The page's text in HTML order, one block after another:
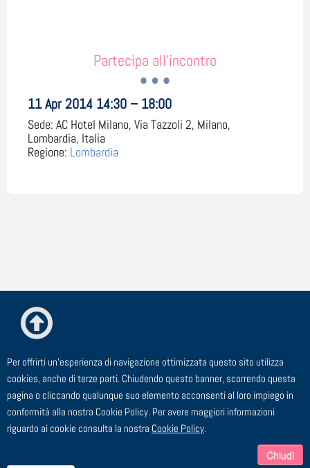
Partecipa all'incontro
11 Apr 2014 14:30 – 18:00
Sede: AC Hotel Milano, Via Tazzoli 2, Milano,
Lombardia, Italia
Regione: Lombardia
© ESTE Srl - Via Cagliero, 23 - 20125 Milano
TEL: 02 91 43 44 00 - FAX: 02 91 43 44 24 - EMAIL:
segreteria@este.it - P.I. 00729910158
Per offrirti un'esperienza di navigazione ottimizzata questo sito utilizza
cookies, anche di terze parti. Chiudendo questo banner, scorrendo questa
pagina o cliccando qualunque suo elemento acconsenti al loro impiego in
conformità alla nostra Cookie Policy. Per avere maggiori informazioni
riguardo ai cookie consulta la nostra Cookie Policy.
Chiudi